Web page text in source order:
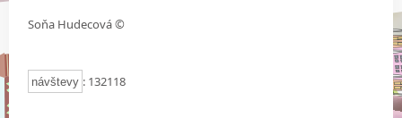
Soňa Hudecová ©
návštevy : 132118